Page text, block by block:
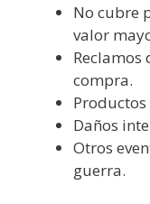
No cubre
valor
Reclamos
compra.
Productos
Daños
Otros
guerra.